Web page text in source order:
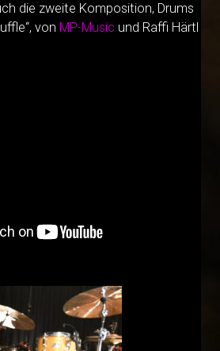
die zweite Komposition, Drums
von MP-Music und Raffi Härtl